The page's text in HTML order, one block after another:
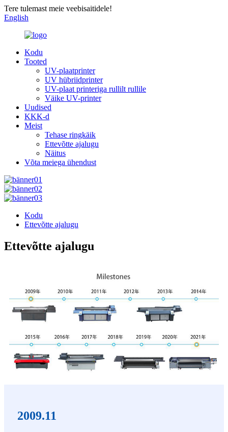
Tere tulemast meie veebisaitidele!
English
Kodu
Tooted
UV-plaatprinter
UV hübriidprinter
UV-plaat printeriga rullilt rullile
Väike UV-printer
Uudised
KKK-d
Meist
Tehase ringkäik
Ettevõtte ajalugu
Näitus
Võta meiega ühendust
Kodu
Ettevõtte ajalugu
Ettevõtte ajalugu
2009.11